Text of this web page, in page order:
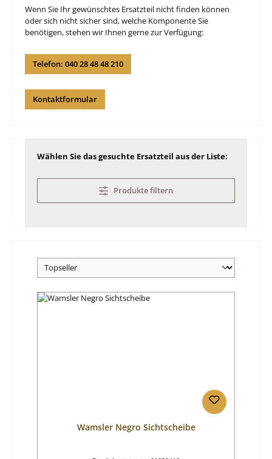
Wenn Sie Ihr gewünschtes Ersatzteil nicht finden können
oder sich nicht sicher sind, welche Komponente Sie
benötigen, stehen wir Ihnen gerne zur Verfügung:
Telefon: 040 28 48 48 210
Kontaktformular
Wählen Sie das gesuchte Ersatzteil aus der Liste:
Produkte filtern
Wamsler Negro Sichtscheibe